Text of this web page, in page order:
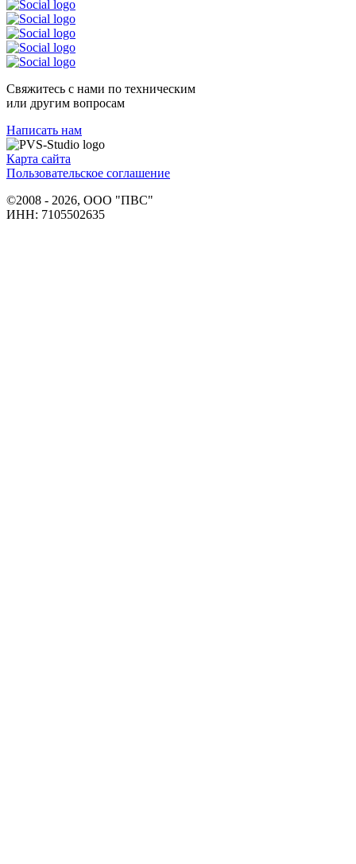
Свяжитесь с нами по техническим
или другим вопросам
Написать нам
Карта сайта
Пользовательское соглашение
©2008 - 2026, ООО "ПВС"
ИНН: 7105502635